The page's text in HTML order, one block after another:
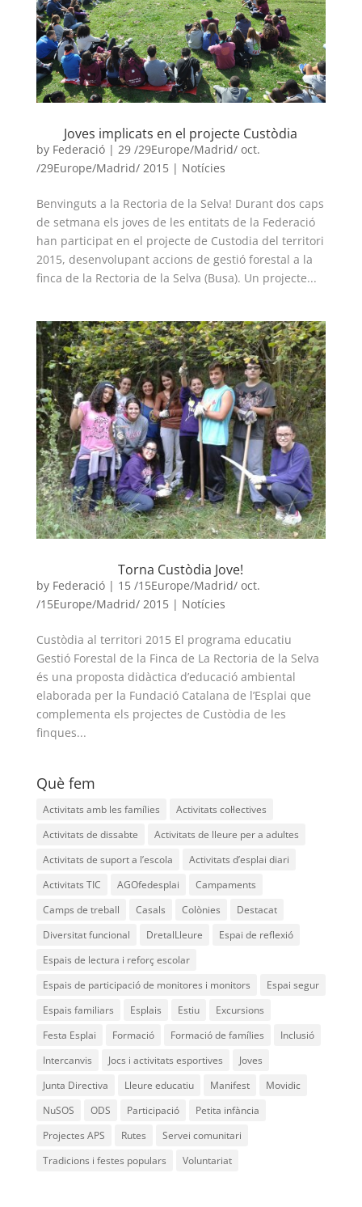
Joves implicats en el projecte Custòdia
by Federació| 29 /29Europe/Madrid/ oct.
/29Europe/Madrid/ 2015| Notícies
Benvinguts a la Rectoria de la Selva! Durant dos caps
de setmana els joves de les entitats de la Federació
han participat en el projecte de Custodia del territori
2015, desenvolupant accions de gestió forestal a la
finca de la Rectoria de la Selva (Busa). Un projecte...
Torna Custòdia Jove!
by Federació| 15 /15Europe/Madrid/ oct.
/15Europe/Madrid/ 2015| Notícies
Custòdia al territori 2015 El programa educatiu
Gestió Forestal de la Finca de La Rectoria de la Selva
és una proposta didàctica d’educació ambiental
elaborada per la Fundació Catalana de l’Esplai que
complementa els projectes de Custòdia de les
finques...
Què fem
Activitats amb les famílies
Activitats col·lectives
Activitats de dissabte
Activitats de lleure per a adultes
Activitats de suport a l’escola
Activitats d’esplai diari
Activitats TIC
AGOfedesplai
Campaments
Camps de treball
Casals Colònies
Destacat
Diversitat funcional
DretalLleure
Espai de reflexió
Espais de lectura i reforç escolar
Espais de participació de monitores i monitors
Espai segur
Espais familiars
Esplais Estiu
Excursions
Festa Esplai
Formació Formació de famílies
Inclusió
Intercanvis
Jocs i activitats esportives
Joves
Junta Directiva
Lleure educatiu Manifest
Movidic
NuSOS
ODS Participació
Petita infància
Projectes APS
Rutes
Servei comunitari
Tradicions i festes populars
Voluntariat